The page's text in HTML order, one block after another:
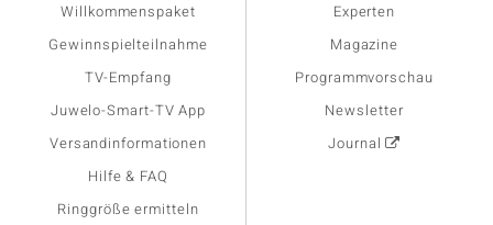
Willkommenspaket
Gewinnspielteilnahme
TV-Empfang
Juwelo-Smart-TV App
Versandinformationen
Hilfe & FAQ
Ringgröße ermitteln
Experten
Magazine
Programmvorschau
Newsletter
Journal